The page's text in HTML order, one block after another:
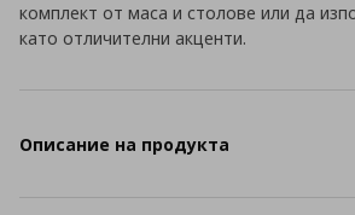
комплект от маса и столове или да
като отличителни акценти.
Описание на продукта